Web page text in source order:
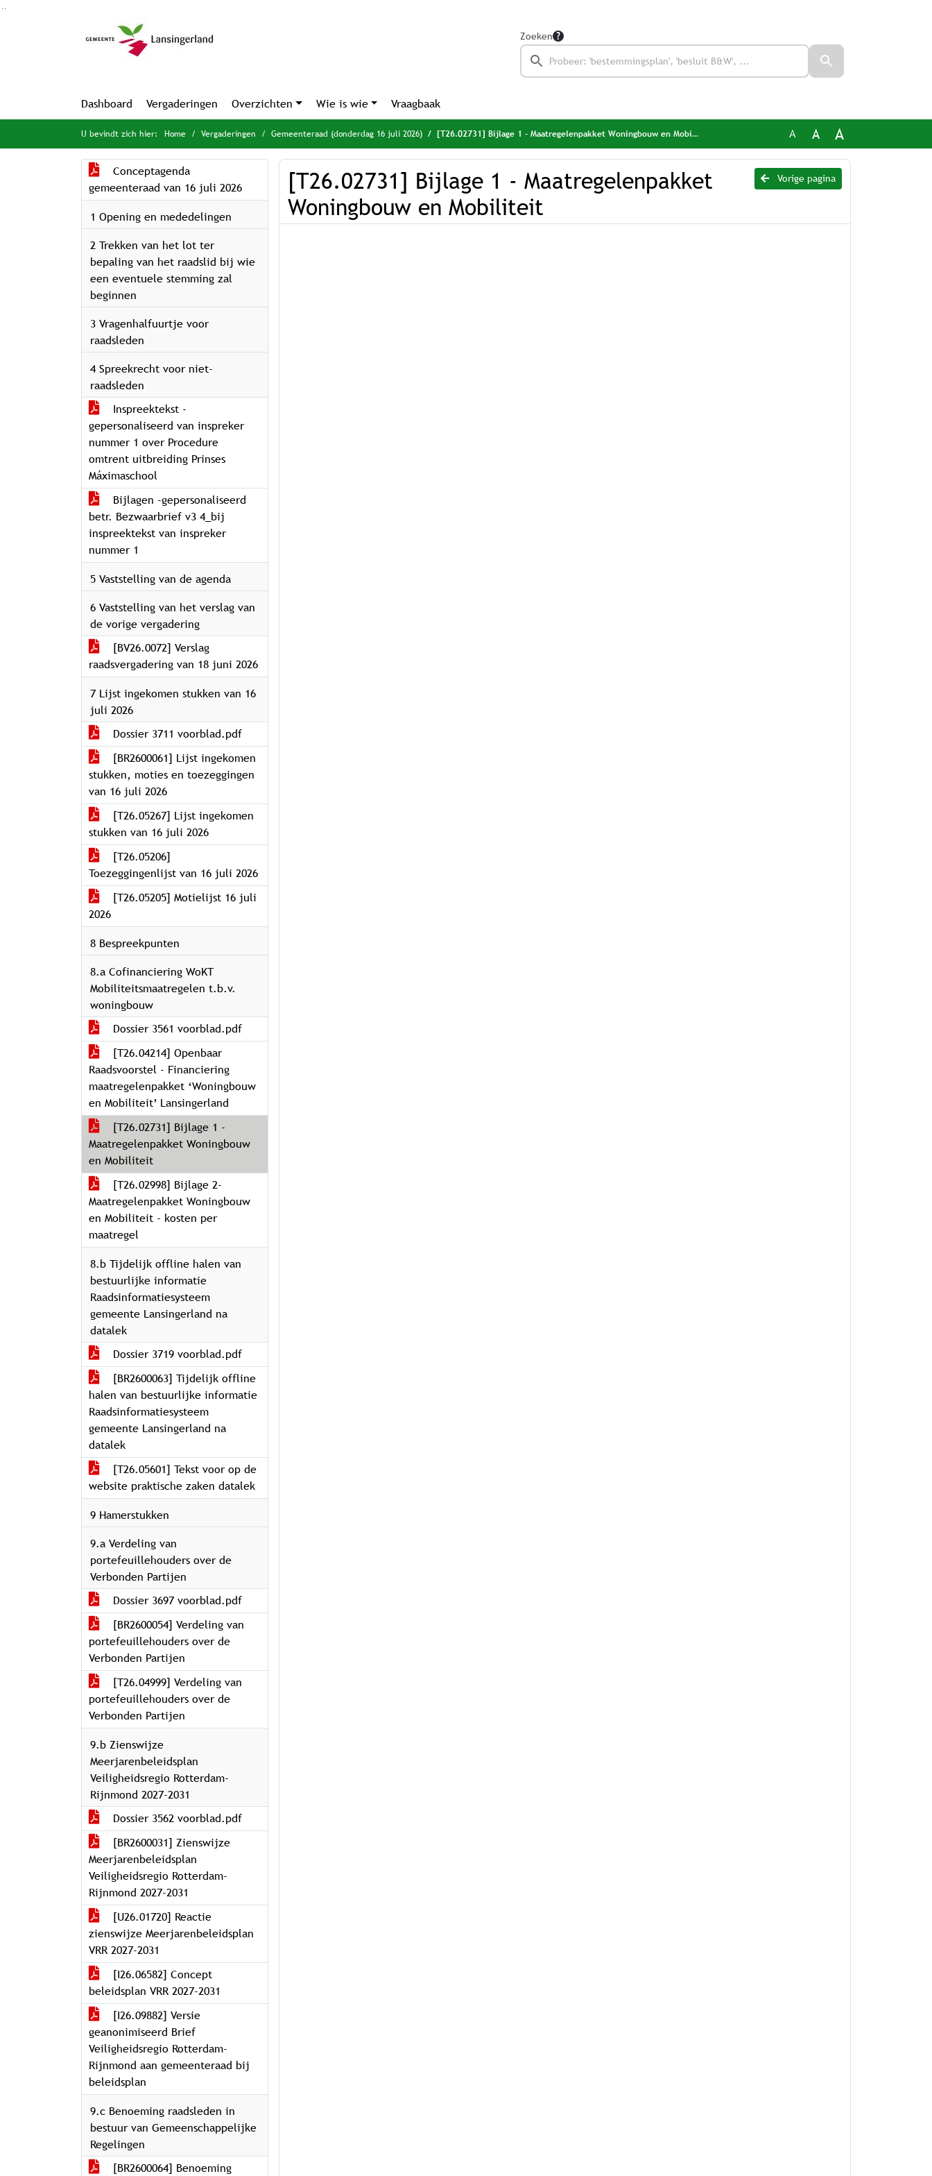
Zoeken
Dashboard Vergaderingen Overzichten Wie is wie Vraagbaak
U bevindt zich hier: Home Vergaderingen Gemeenteraad (donderdag 16 juli 2026) [T26.02731] Bijlage 1 - Maatregelenpakket Woningbouw en Mobiliteit A A A
Conceptagenda
gemeenteraad van 16 juli 2026
1 Opening en mededelingen
2 Trekken van het lot ter
bepaling van het raadslid bij wie
een eventuele stemming zal
beginnen
3 Vragenhalfuurtje voor
raadsleden
4 Spreekrecht voor niet-
raadsleden
Inspreektekst -
gepersonaliseerd van inspreker
nummer 1 over Procedure
omtrent uitbreiding Prinses
Máximaschool
Bijlagen -gepersonaliseerd
betr. Bezwaarbrief v3 4_bij
inspreektekst van inspreker
nummer 1
5 Vaststelling van de agenda
6 Vaststelling van het verslag van
de vorige vergadering
[BV26.0072] Verslag
raadsvergadering van 18 juni 2026
7 Lijst ingekomen stukken van 16
juli 2026
Dossier 3711 voorblad.pdf
[BR2600061] Lijst ingekomen
stukken, moties en toezeggingen
van 16 juli 2026
[T26.05267] Lijst ingekomen
stukken van 16 juli 2026
[T26.05206]
Toezeggingenlijst van 16 juli 2026
[T26.05205] Motielijst 16 juli
2026
8 Bespreekpunten
8.a Cofinanciering WoKT
Mobiliteitsmaatregelen t.b.v.
woningbouw
Dossier 3561 voorblad.pdf
[T26.04214] Openbaar
Raadsvoorstel - Financiering
maatregelenpakket ‘Woningbouw
en Mobiliteit’ Lansingerland
[T26.02731] Bijlage 1 -
Maatregelenpakket Woningbouw
en Mobiliteit
[T26.02998] Bijlage 2-
Maatregelenpakket Woningbouw
en Mobiliteit - kosten per
maatregel
8.b Tijdelijk offline halen van
bestuurlijke informatie
Raadsinformatiesysteem
gemeente Lansingerland na
datalek
Dossier 3719 voorblad.pdf
[BR2600063] Tijdelijk offline
halen van bestuurlijke informatie
Raadsinformatiesysteem
gemeente Lansingerland na
datalek
[T26.05601] Tekst voor op de
website praktische zaken datalek
9 Hamerstukken
9.a Verdeling van
portefeuillehouders over de
Verbonden Partijen
Dossier 3697 voorblad.pdf
[BR2600054] Verdeling van
portefeuillehouders over de
Verbonden Partijen
[T26.04999] Verdeling van
portefeuillehouders over de
Verbonden Partijen
9.b Zienswijze
Meerjarenbeleidsplan
Veiligheidsregio Rotterdam-
Rijnmond 2027-2031
Dossier 3562 voorblad.pdf
[BR2600031] Zienswijze
Meerjarenbeleidsplan
Veiligheidsregio Rotterdam-
Rijnmond 2027-2031
[U26.01720] Reactie
zienswijze Meerjarenbeleidsplan
VRR 2027-2031
[I26.06582] Concept
beleidsplan VRR 2027-2031
[I26.09882] Versie
geanonimiseerd Brief
Veiligheidsregio Rotterdam-
Rijnmond aan gemeenteraad bij
beleidsplan
9.c Benoeming raadsleden in
bestuur van Gemeenschappelijke
Regelingen
[BR2600064] Benoeming
Vorige pagina
[T26.02731] Bijlage 1 - Maatregelenpakket
Woningbouw en Mobiliteit